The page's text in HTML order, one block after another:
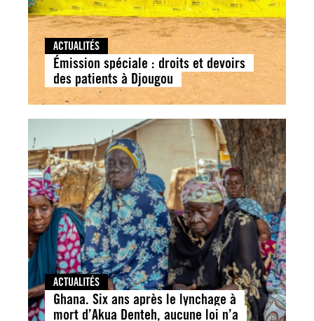
ACTUALITÉS
Émission spéciale : droits et devoirs
des patients à Djougou
ACTUALITÉS
Ghana. Six ans après le lynchage à
mort d’Akua Denteh, aucune loi n’a